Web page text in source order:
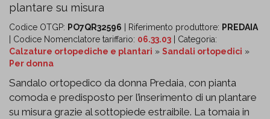
plantare su misura
Codice OTGP: PO7QR32596 | Riferimento produttore: PREDAIA
| Codice Nomenclatore tariffario: 06.33.03
| Categoria:
Calzature ortopediche e plantari » Sandali ortopedici »
Per donna
Sandalo ortopedico da donna Predaia, con pianta
comoda e predisposto per l’inserimento di un plantare
su misura grazie al sottopiede estraibile. La tomaia in